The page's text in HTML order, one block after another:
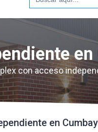
en
con acceso
en